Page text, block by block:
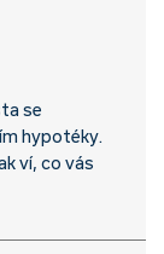
se
hypotéky.
ví, co vás